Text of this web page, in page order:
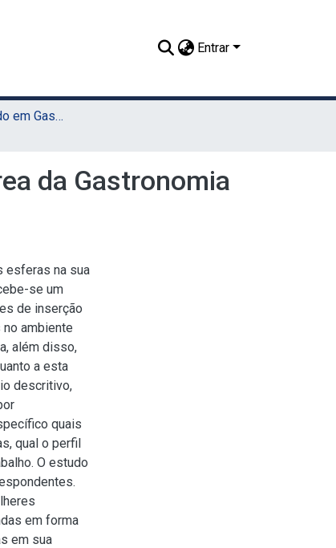
Entrar
TCC - Bacharelado em Gastronomia (Sede)
da Gastronomia
esferas na sua
se um
de inserção
ambiente
além disso,
a esta
descritivo,
quais
qual o perfil
O estudo
em forma
em sua